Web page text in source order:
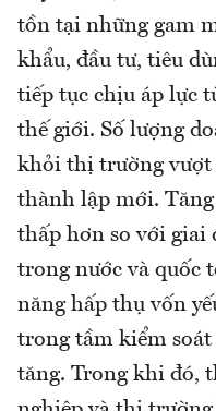
tồn tại những gam
khẩu, đầu tư, tiêu
tiếp tục chịu áp lực
thế giới. Số lượng
khỏi thị trường vượt
thành lập mới.
thấp hơn so với giai
trong nước và quốc
năng hấp thụ vốn
trong tầm kiểm
tăng. Trong khi đó,